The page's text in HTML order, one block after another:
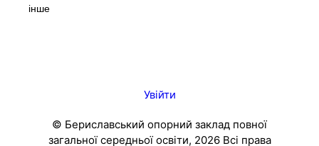
інше
Увійти
© Бериславський опорний заклад повної
загальної середньої освіти, 2026 Всі права